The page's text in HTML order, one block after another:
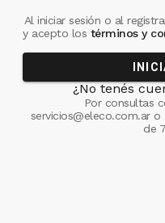
Al iniciar sesión o al
y acepto los términos y
¿No tenés
Por consultas
servicios@eleco.com.aro
de